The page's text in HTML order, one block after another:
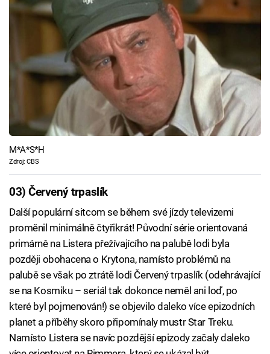
M*A*S*H
Zdroj: CBS
03) Červený trpaslík
Další populární sitcom se během své jízdy televizemi
proměnil minimálně čtyřikrát! Původní série orientovaná
primárně na Listera přežívajícího na palubě lodi byla
později obohacena o Krytona, namísto problémů na
palubě se však po ztrátě lodi Červený trpaslík (odehrávající
se na Kosmiku – seriál tak dokonce neměl ani loď, po
které byl pojmenován!) se objevilo daleko více epizodních
planet a příběhy skoro připomínaly mustr Star Treku.
Namísto Listera se navíc pozdější epizody začaly daleko